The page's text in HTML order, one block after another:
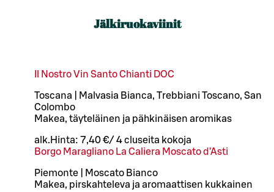
Jälkiruokaviinit
Il Nostro Vin Santo Chianti DOC
Toscana | Malvasia Bianca, Trebbiani Toscano, San
Colombo
Makea, täyteläinen ja pähkinäisen aromikas
alk. Hinta: 7,40 €/ 4 cl useita kokoja
Borgo Maragliano La Caliera Moscato d’Asti
Piemonte | Moscato Bianco
Makea, pirskahteleva ja aromaattisen kukkainen